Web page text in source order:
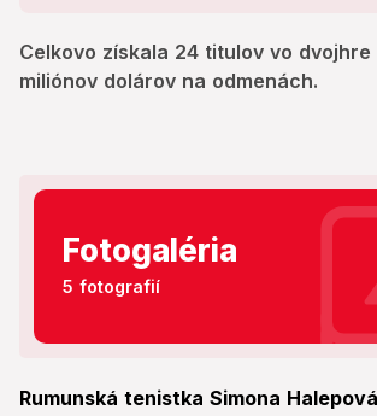
Celkovo získala 24 titulov vo
miliónov dolárov na odmenách.
Fotogaléria
5 fotografií
Rumunská tenistka Simona